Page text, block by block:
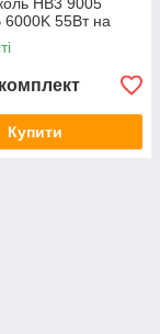
6000K 55Вт на
Купити